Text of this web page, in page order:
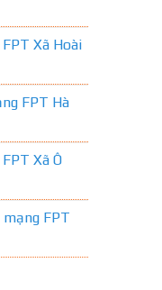
Xã Hoài
FPT Hà
Xã Ô
mạng FPT